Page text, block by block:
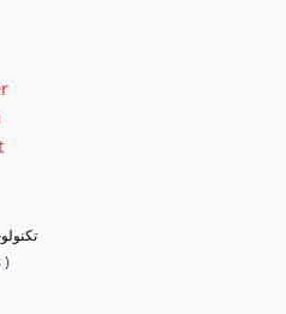
)